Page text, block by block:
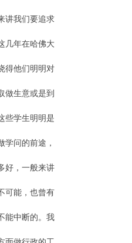
讲我们要追求
几年在哈佛大
得他们明明对
做生意或是到
些学生明明是
问的前途，
好，一般来讲
可能，也曾有
能中断的。我